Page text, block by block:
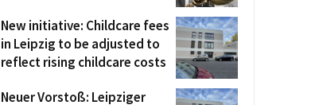
New initiative: Childcare fees
in Leipzig to be adjusted to
reflect rising childcare costs
Neuer Vorstoß: Leipziger